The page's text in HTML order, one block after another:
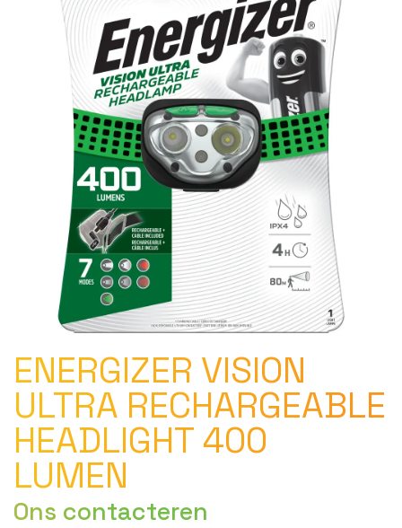
ENERGIZER VISION
ULTRA RECHARGEABLE
HEADLIGHT 400
LUMEN
Ons contacteren